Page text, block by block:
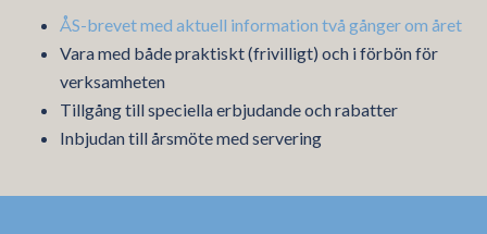
ÅS-brevet med aktuell information två gånger om året
Vara med både praktiskt (frivilligt) och i förbön för
verksamheten
Tillgång till speciella erbjudande och rabatter
Inbjudan till årsmöte med servering